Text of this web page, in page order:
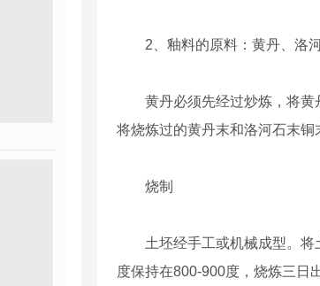
2、釉料的原料：黄丹、洛
黄丹必须先经过炒炼，将黄
将烧炼过的黄丹末和洛河石末铜
烧制
土坯经手工或机械成型。
度保持在800-900度，烧炼三日